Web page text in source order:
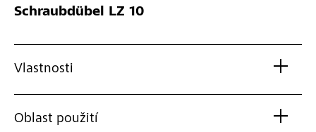
Schraubdübel LZ 10
Vlastnosti
Oblast použití